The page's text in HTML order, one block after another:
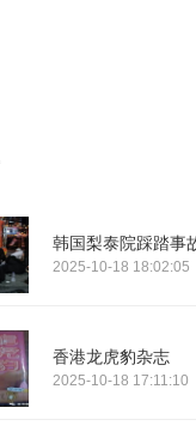
韩国梨泰院踩踏事
2025-10-18 18:02:05
香港龙虎豹杂志
2025-10-18 17:11:10